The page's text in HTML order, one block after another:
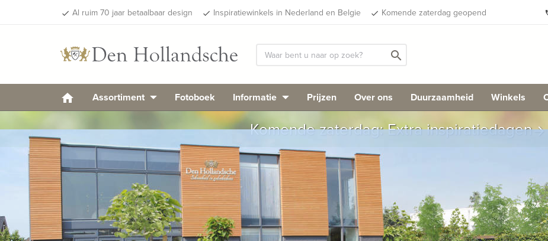
done Al ruim 70 jaar betaalbaar design done Inspiratiewinkels in Nederland en Belgie done Komende zaterdag geopend
search
Assortiment Fotoboek Informatie Prijzen Over ons Duurzaamheid Winkels
Komende zaterdag: Extra inspiratiedagenarrow_forward